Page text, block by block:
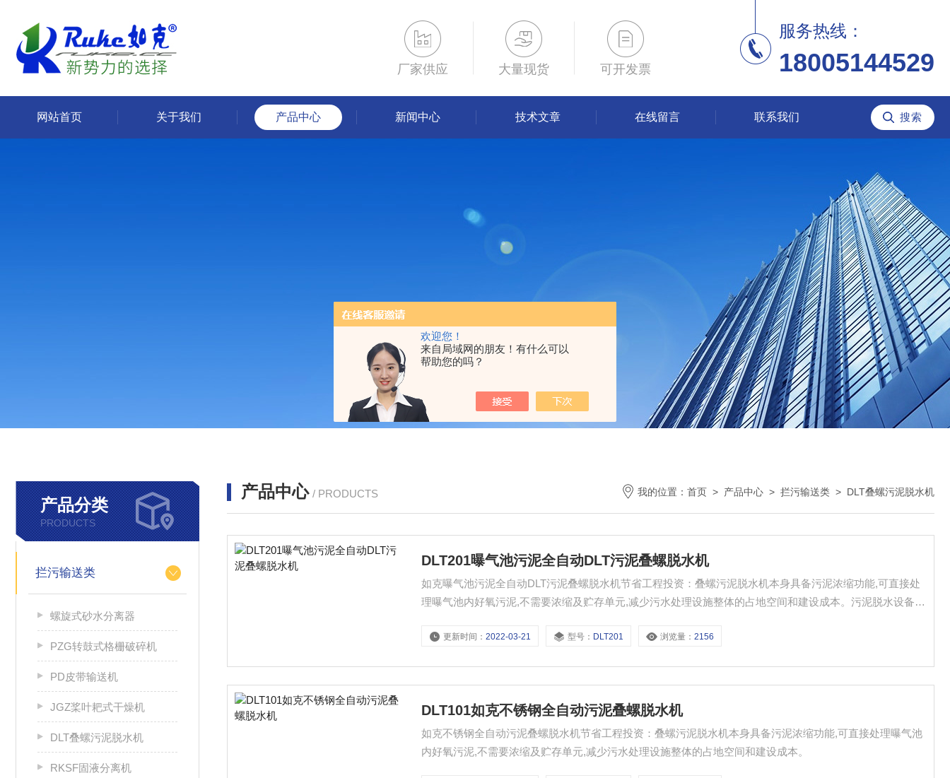
欢迎您！
来自局域网的朋友！有什么可以
帮助您的吗？
厂家供应 大量现货 可开发票
服务热线：
18005144529
网站首页 关于我们 产品中心 新闻中心 技术文章 在线留言 联系我们
产品分类
PRODUCTS
拦污输送类
螺旋式砂水分离器
PZG转鼓式格栅破碎机
PD皮带输送机
JGZ桨叶耙式干燥机
DLT叠螺污泥脱水机
RKSF固液分离机
产品中心 / PRODUCTS 我的位置： 首页 > 产品中心 > 拦污输送类 > DLT叠螺污泥脱水机
DLT201曝气池污泥全自动DLT污泥叠螺脱水机
如克曝气池污泥全自动DLT污泥叠螺脱水机节省工程投资：叠螺污泥脱水机本身具备污泥浓缩功能,可直接处
理曝气池内好氧污泥,不需要浓缩及贮存单元,减少污水处理设施整体的占地空间和建设成本。污泥脱水设备主
更新时间：2022-03-21 型号： DLT201 浏览量：2156
DLT101如克不锈钢全自动污泥叠螺脱水机
如克不锈钢全自动污泥叠螺脱水机节省工程投资：叠螺污泥脱水机本身具备污泥浓缩功能,可直接处理曝气池
内好氧污泥,不需要浓缩及贮存单元,减少污水处理设施整体的占地空间和建设成本。